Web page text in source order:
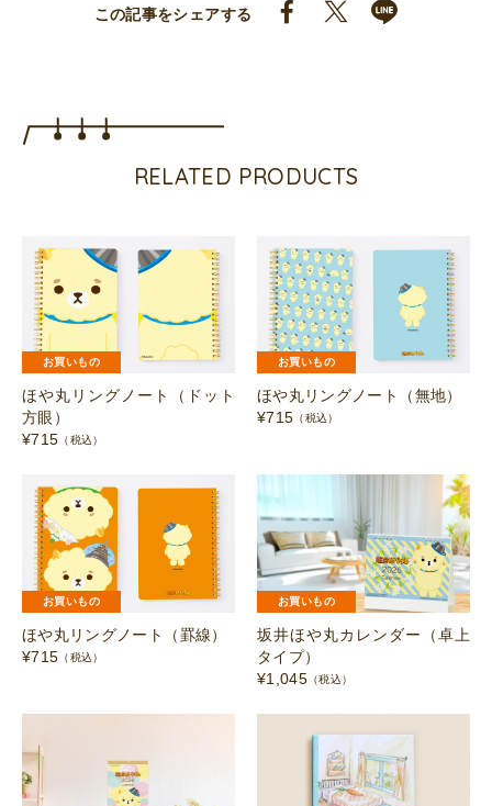
ト
この記事をシェアする
RELATED PRODUCTS
お買いもの
ほや丸リングノート（ドット
方眼）
¥715 （税込）
お買いもの
ほや丸リングノート（無地）
¥715 （税込）
お買いもの
ほや丸リングノート（罫線）
¥715 （税込）
お買いもの
坂井ほや丸カレンダー（卓上
タイプ）
¥1,045 （税込）